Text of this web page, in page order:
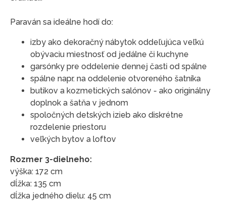
Paraván sa ideálne hodí do:
izby ako dekoračný nábytok oddeľujúca veľkú
obývaciu miestnosť od jedálne či kuchyne
garsónky pre oddelenie dennej časti od spálne
spálne napr. na oddelenie otvoreného šatníka
butikov a kozmetických salónov - ako originálny
doplnok a šatňa v jednom
spoločných detských izieb ako diskrétne
rozdelenie priestoru
veľkých bytov a loftov
Rozmer 3-dielneho:
výška: 172 cm
dĺžka: 135 cm
dĺžka jedného dielu: 45 cm